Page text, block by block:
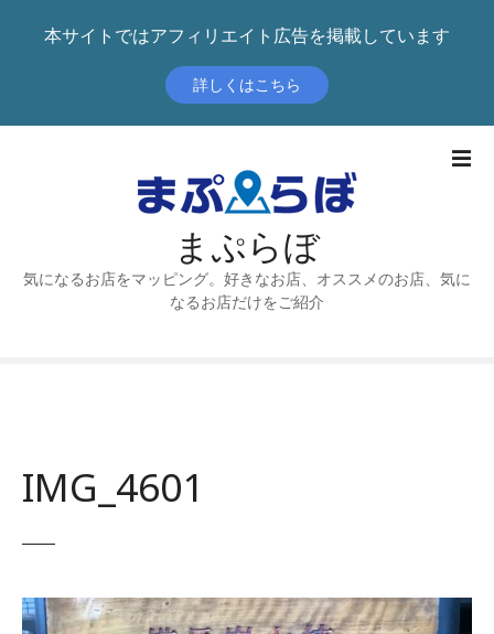
本サイトではアフィリエイト広告を掲載しています
詳しくはこちら
まぷらぼ
気になるお店をマッピング。好きなお店、オススメのお店、気に
なるお店だけをご紹介
IMG_4601